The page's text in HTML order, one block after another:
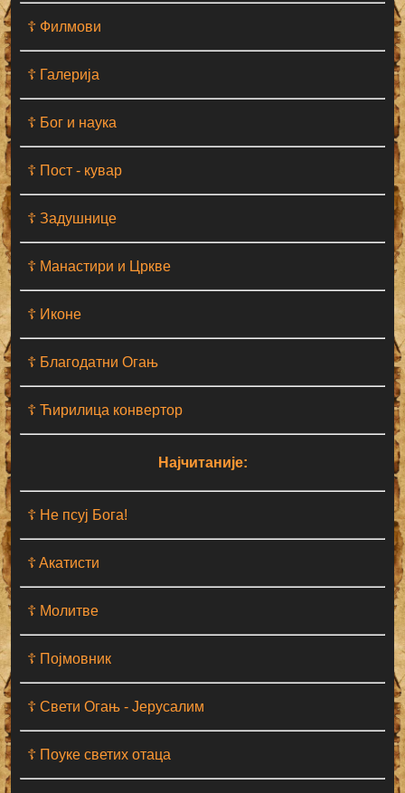
☦ Филмови
☦ Галерија
☦ Бог и наука
☦ Пост - кувар
☦ Задушнице
☦ Манастири и Цркве
☦ Иконе
☦ Благодатни Огањ
☦ Ћирилица конвертор
Најчитаније:
☦ Не псуј Бога!
☦ Aкатисти
☦ Молитве
☦ Појмовник
☦ Свети Огањ - Јерусалим
☦ Поуке светих отаца